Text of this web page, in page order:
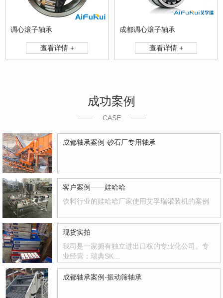
调心滚子轴承
查看详情 +
成都调心滚子轴承
查看详情 +
成功案例
CASE
成都轴承案例-砂石厂专用轴承
客户案例——娃哈哈
饮料行业的娃哈哈厂家使用艾孚瑞灌装机的案例
现货实拍
我司是一家拥有独立进出口权的专业化公司。专
业经营：瑞典SK…
成都轴承案例-振动筛轴承